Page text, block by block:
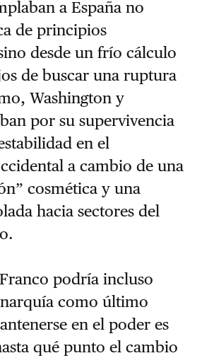
a España no
de principios
desde un frío cálculo
de buscar una ruptura
Washington y
por su supervivencia
en el
a cambio de una
cosmética y una
hacia sectores del
podría incluso
como último
en el poder es
qué punto el cambio